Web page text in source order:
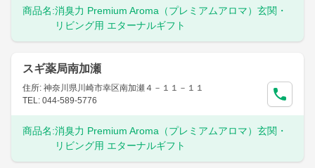
商品名:消臭力 Premium Aroma（プレミアムアロマ）玄関・
リビング用 エターナルギフト
スギ薬局南加瀬
住所: 神奈川県川崎市幸区南加瀬４－１１－１１
TEL: 044-589-5776
商品名:消臭力 Premium Aroma（プレミアムアロマ）玄関・
リビング用 エターナルギフト